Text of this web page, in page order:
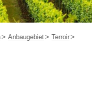
Anbaugebiet
Terroir